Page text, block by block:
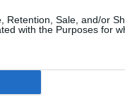
Retention, Sale, and/or
with the Purposes for
før
NIMBUS